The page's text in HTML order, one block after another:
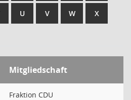
U V W X
Mitgliedschaft
Fraktion CDU